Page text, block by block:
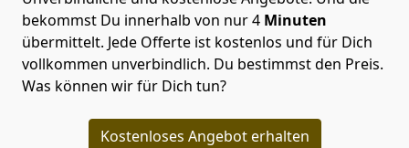
bekommst Du innerhalb von nur4 Minuten
übermittelt. Jede Offerte ist kostenlos und für Dich
vollkommen unverbindlich. Du bestimmst den Preis.
Was können wir für Dich tun?
Kostenloses Angebot erhalten